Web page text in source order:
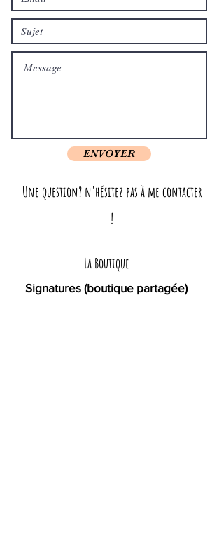
La Boutique
Signatures (boutique partagée)
ENVOYER
Une question? n'hésitez pas à me contacter
!